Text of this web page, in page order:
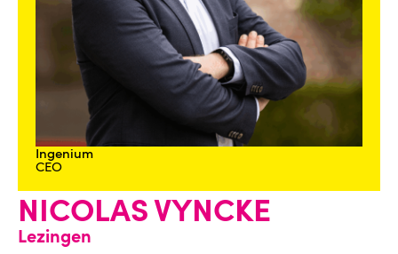
NICOLAS VYNCKE
Lezingen
Ingenium
CEO